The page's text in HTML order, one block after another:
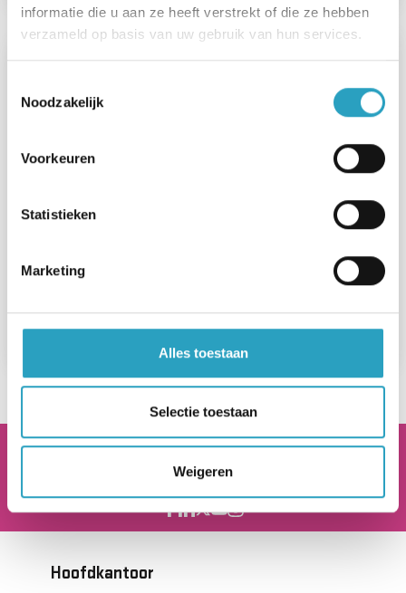
informatie die u aan ze heeft verstrekt of die ze hebben
verzameld op basis van uw gebruik van hun services.
Noodzakelijk
Voorkeuren
Statistieken
Marketing
Alles toestaan
Selectie toestaan
Weigeren
AxionContinu.Optimisten in de Zorg
Hoofdkantoor